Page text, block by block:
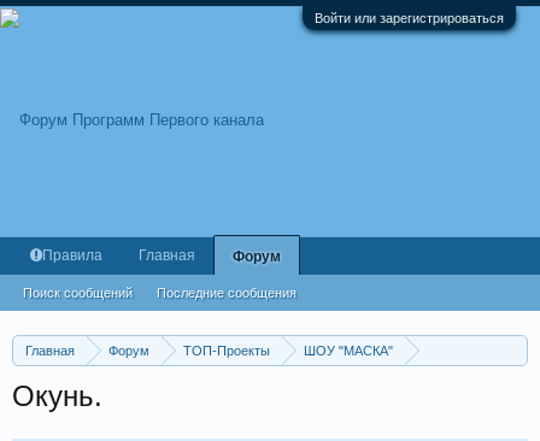
Войти или зарегистрироваться
Главная Форум ТОП-Проекты
ШОУ "МАСКА"
Окунь.
Правила Главная Форум
Поиск сообщений Последние сообщения